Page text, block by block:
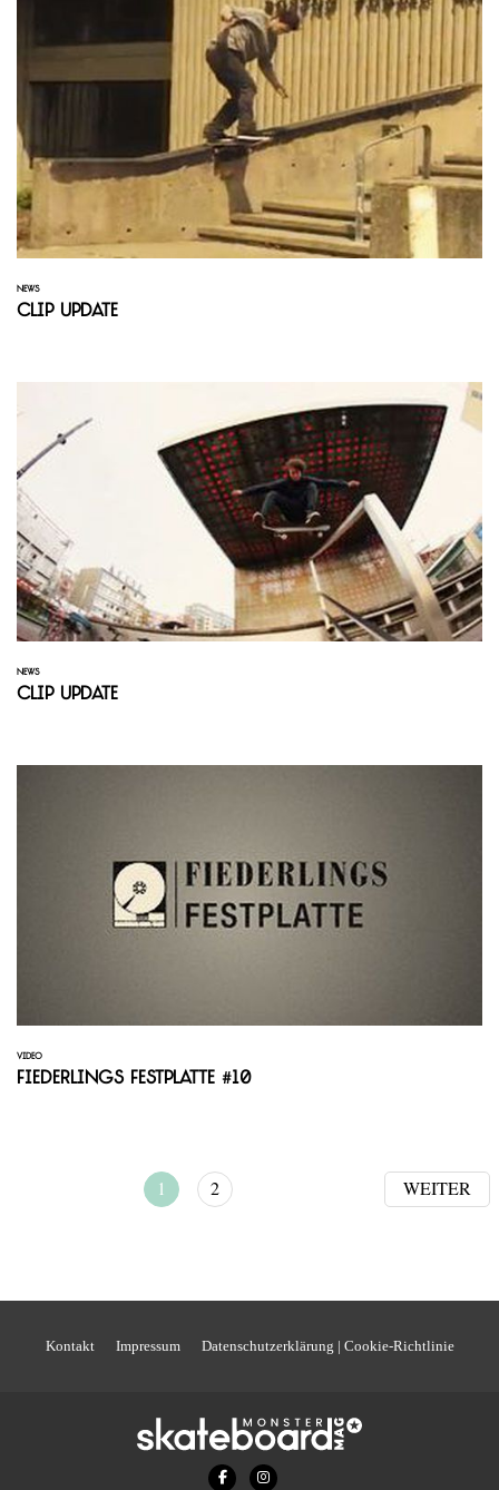
NEWS
Clip Update
NEWS
Clip Update
VIDEO
Fiederlings Festplatte #10
1 2 WEITER
Kontakt Impressum Datenschutzerklärung | Cookie-Richtlinie